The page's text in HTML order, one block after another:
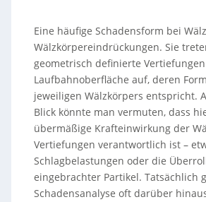
Eine häufige Schadensform bei
Wälzkörpereindrückungen. Sie
geometrisch definierte
Laufbahnoberfläche auf, deren
jeweiligen Wälzkörpers entspricht.
Blick könnte man vermuten, dass
übermäßige Krafteinwirkung der
Vertiefungen verantwortlich ist –
Schlagbelastungen oder die
eingebrachter Partikel. Tatsächlich
Schadensanalyse oft darüber